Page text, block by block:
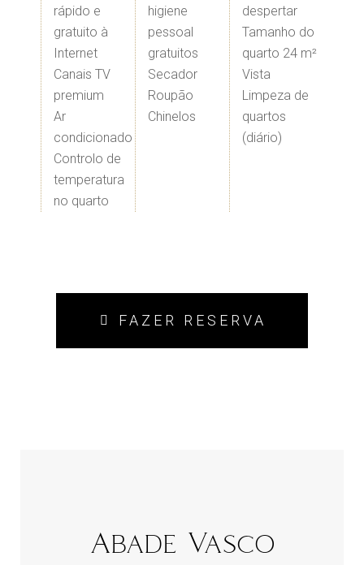
rápido e
gratuito à
Internet
Canais TV
premium
Ar
condicionado
​Controlo de
temperatura
no quarto
higiene
pessoal
gratuitos
Secador
​Roupão
​Chinelos
despertar
Tamanho do
quarto 24 m²
Vista
Limpeza de
quartos
(diário)
FAZER RESERVA
​Abade Vasco